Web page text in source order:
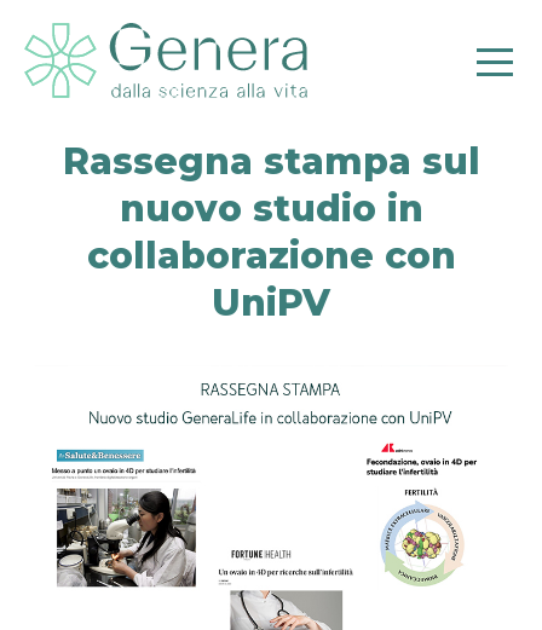
Rassegna stampa sul
nuovo studio in
collaborazione con
UniPV